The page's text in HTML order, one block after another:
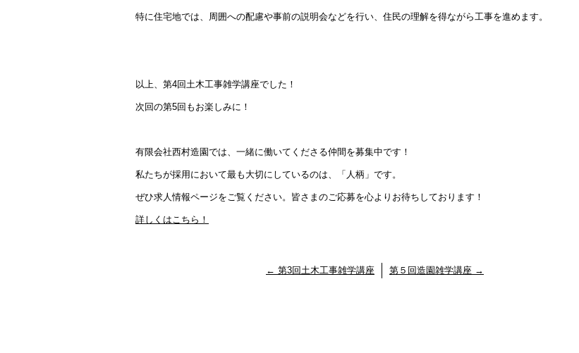
特に住宅地では、周囲への配慮や事前の説明会などを行い、住民の理解を得ながら工事を進めます。
以上、第4回土木工事雑学講座でした！
次回の第5回もお楽しみに！
有限会社西村造園では、一緒に働いてくださる仲間を募集中です！
私たちが採用において最も大切にしているのは、「人柄」です。
ぜひ求人情報ページをご覧ください。皆さまのご応募を心よりお待ちしております！
詳しくはこちら！
← 第3回土木工事雑学講座 第５回造園雑学講座 →